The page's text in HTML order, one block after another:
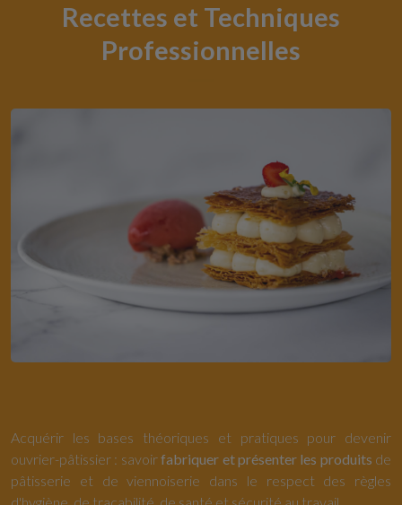
Recettes et Techniques
Professionnelles
Acquérir les bases théoriques et pratiques pour devenir
ouvrier-pâtissier : savoirfabriquer et présenter les produits de
pâtisserie et de viennoiserie dans le respect des règles
d'hygiène, de traçabilité, de santé et sécurité au travail.